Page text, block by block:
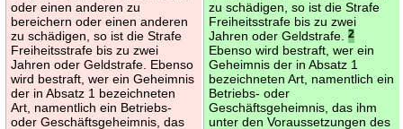
oder einen anderen zu
bereichern oder einen anderen
zu schädigen, so ist die Strafe
Freiheitsstrafe bis zu zwei
Jahren oder Geldstrafe. Ebenso
wird bestraft, wer ein Geheimnis
der in Absatz 1 bezeichneten
Art, namentlich ein Betriebs-
oder Geschäftsgeheimnis, das
zu schädigen, so ist die Strafe
Freiheitsstrafe bis zu zwei
Jahren oder Geldstrafe.2
Ebenso wird bestraft, wer ein
Geheimnis der in Absatz 1
bezeichneten Art, namentlich ein
Betriebs- oder
Geschäftsgeheimnis, das ihm
unter den Voraussetzungen des